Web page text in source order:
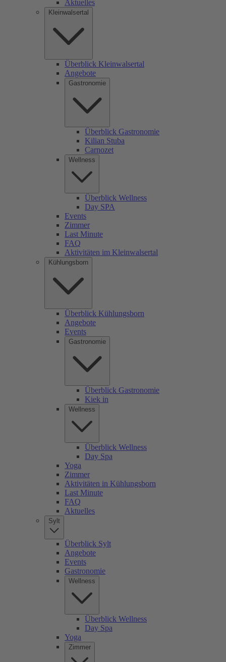
Aktuelles
Kleinwalsertal
Überblick Kleinwalsertal
Angebote
Gastronomie
Überblick Gastronomie
Kilian Stuba
Carnozet
Wellness
Überblick Wellness
Day SPA
Events
Zimmer
Last Minute
FAQ
Aktivitäten im Kleinwalsertal
Kühlungsborn
Überblick Kühlungsborn
Angebote
Events
Gastronomie
Überblick Gastronomie
Kiek in
Wellness
Überblick Wellness
Day Spa
Yoga
Zimmer
Aktivitäten in Kühlungsborn
Last Minute
FAQ
Aktuelles
Sylt
Überblick Sylt
Angebote
Events
Gastronomie
Wellness
Überblick Wellness
Day Spa
Yoga
Zimmer